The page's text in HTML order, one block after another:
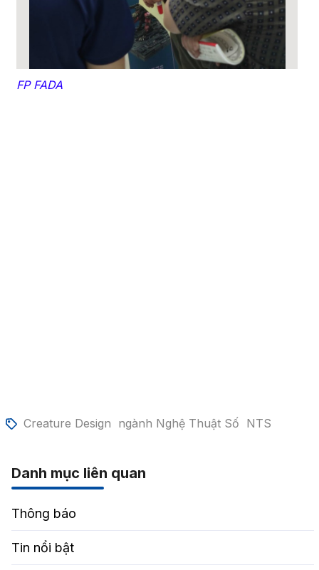
FP FADA
Creature Design ngành Nghệ Thuật Số NTS
Danh mục liên quan
Thông báo
Tin nổi bật